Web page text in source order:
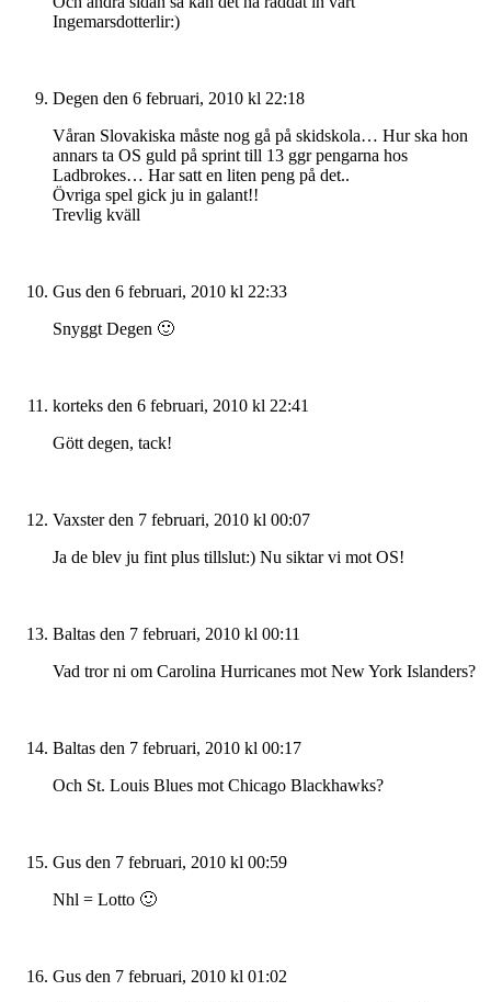
Ingemarsdotterlir:)
Degen den 6 februari, 2010 kl 22:18
Våran Slovakiska måste nog gå på skidskola… Hur ska hon
annars ta OS guld på sprint till 13 ggr pengarna hos
Ladbrokes… Har satt en liten peng på det..
Övriga spel gick ju in galant!!
Trevlig kväll
Gus den 6 februari, 2010 kl 22:33
Snyggt Degen 🙂
korteks den 6 februari, 2010 kl 22:41
Gött degen, tack!
Vaxster den 7 februari, 2010 kl 00:07
Ja de blev ju fint plus tillslut:) Nu siktar vi mot OS!
Baltas den 7 februari, 2010 kl 00:11
Vad tror ni om Carolina Hurricanes mot New York Islanders?
Baltas den 7 februari, 2010 kl 00:17
Och St. Louis Blues mot Chicago Blackhawks?
Gus den 7 februari, 2010 kl 00:59
Nhl = Lotto 🙂
Gus den 7 februari, 2010 kl 01:02